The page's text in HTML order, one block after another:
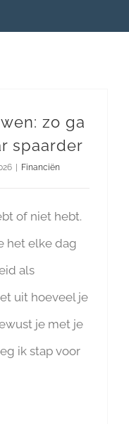
zo ga
spaarder
| Financiën
of niet hebt.
het elke dag
als
uit hoeveel je
je met je
ik stap voor